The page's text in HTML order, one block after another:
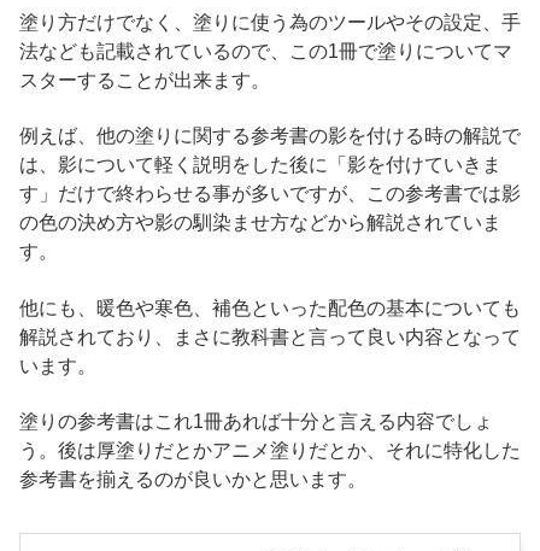
塗り方だけでなく、塗りに使う為のツールやその設定、手
法なども記載されているので、この1冊で塗りについてマ
スターすることが出来ます。
例えば、他の塗りに関する参考書の影を付ける時の解説で
は、影について軽く説明をした後に「影を付けていきま
す」だけで終わらせる事が多いですが、この参考書では影
の色の決め方や影の馴染ませ方などから解説されていま
す。
他にも、暖色や寒色、補色といった配色の基本についても
解説されており、まさに教科書と言って良い内容となって
います。
塗りの参考書はこれ1冊あれば十分と言える内容でしょ
う。後は厚塗りだとかアニメ塗りだとか、それに特化した
参考書を揃えるのが良いかと思います。